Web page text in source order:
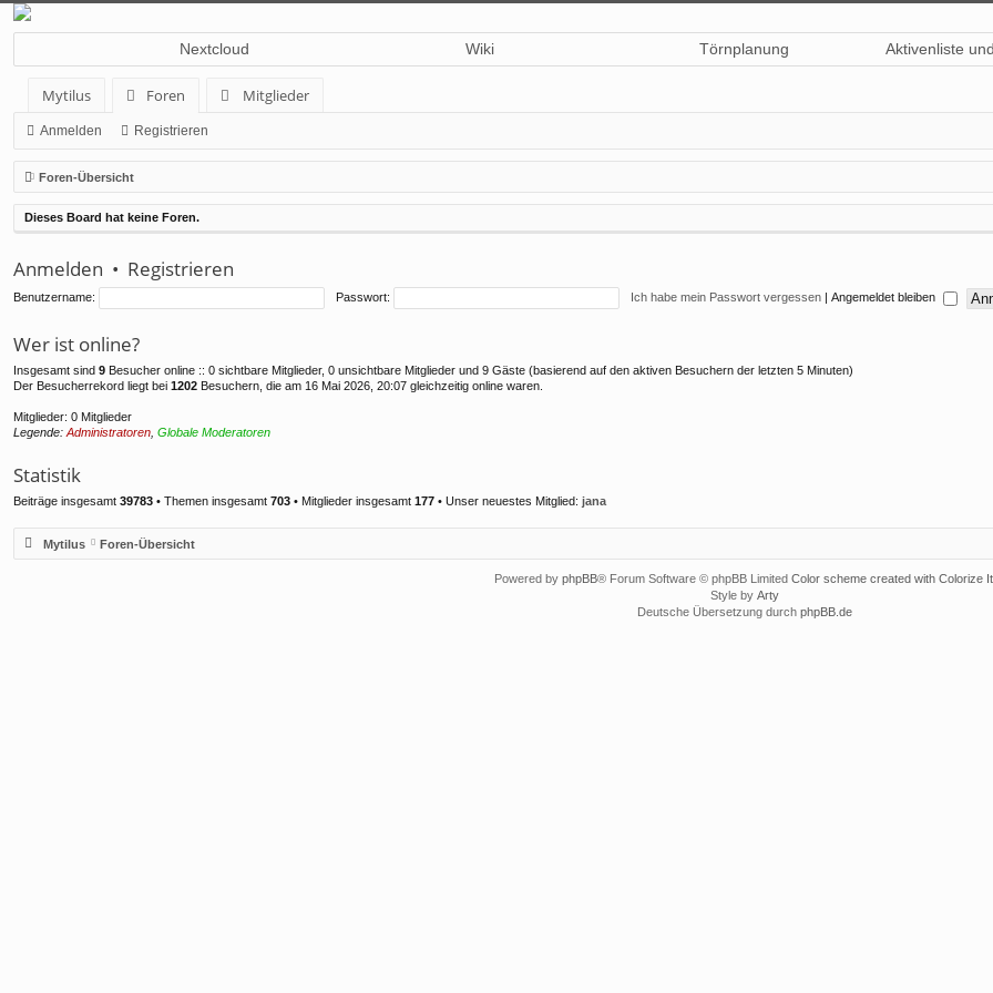
Nextcloud Wiki Törnplanung Aktivenliste
Mytilus Foren
Mitglieder
Anmelden Registrieren
Foren-Übersicht
Dieses Board hat keine Foren.
Anmelden • Registrieren
Benutzername: Passwort: Ich habe mein Passwort vergessen | Angemeldet bleiben
Wer ist online?
Insgesamt sind 9 Besucher online :: 0 sichtbare Mitglieder, 0 unsichtbare Mitglieder und 9 Gäste (basierend auf den aktiven Besuchern der letzten 5 Minuten)
Der Besucherrekord liegt bei 1202 Besuchern, die am 16 Mai 2026, 20:07 gleichzeitig online waren.
Mitglieder: 0 Mitglieder
Legende: Administratoren Globale Moderatoren
Statistik
Beiträge insgesamt 39783 • Themen insgesamt 703 • Mitglieder insgesamt 177 • Unser neuestes Mitglied: jana
Mytilus Foren-Übersicht
Powered by phpBB® Forum Software © phpBB Limited Color scheme created with Colorize It.
Style by Arty
Deutsche Übersetzung durch phpBB.de